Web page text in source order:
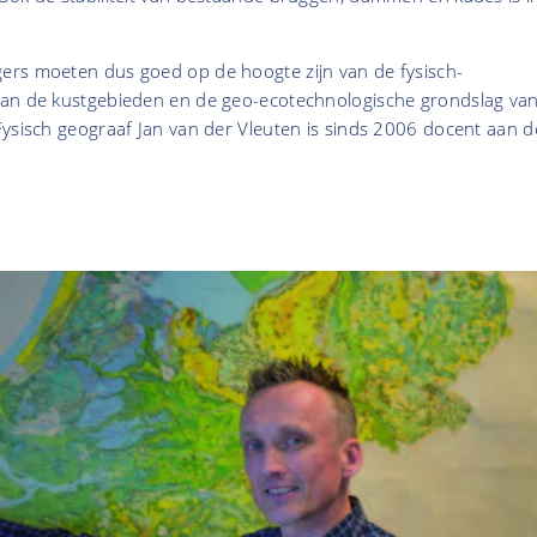
moeten dus goed op de hoogte zijn van de fysisch-
de kustgebieden en de geo-ecotechnologische grondslag
geograaf Jan van der Vleuten is sinds 2006 docent aan